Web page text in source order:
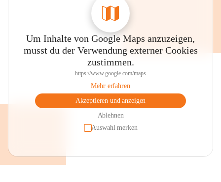
Um Inhalte von Google Maps anzuzeigen,
musst du der Verwendung externer Cookies
zustimmen.
https://www.google.com/maps
Mehr erfahren
Akzeptieren und anzeigen
Ablehnen
Auswahl merken